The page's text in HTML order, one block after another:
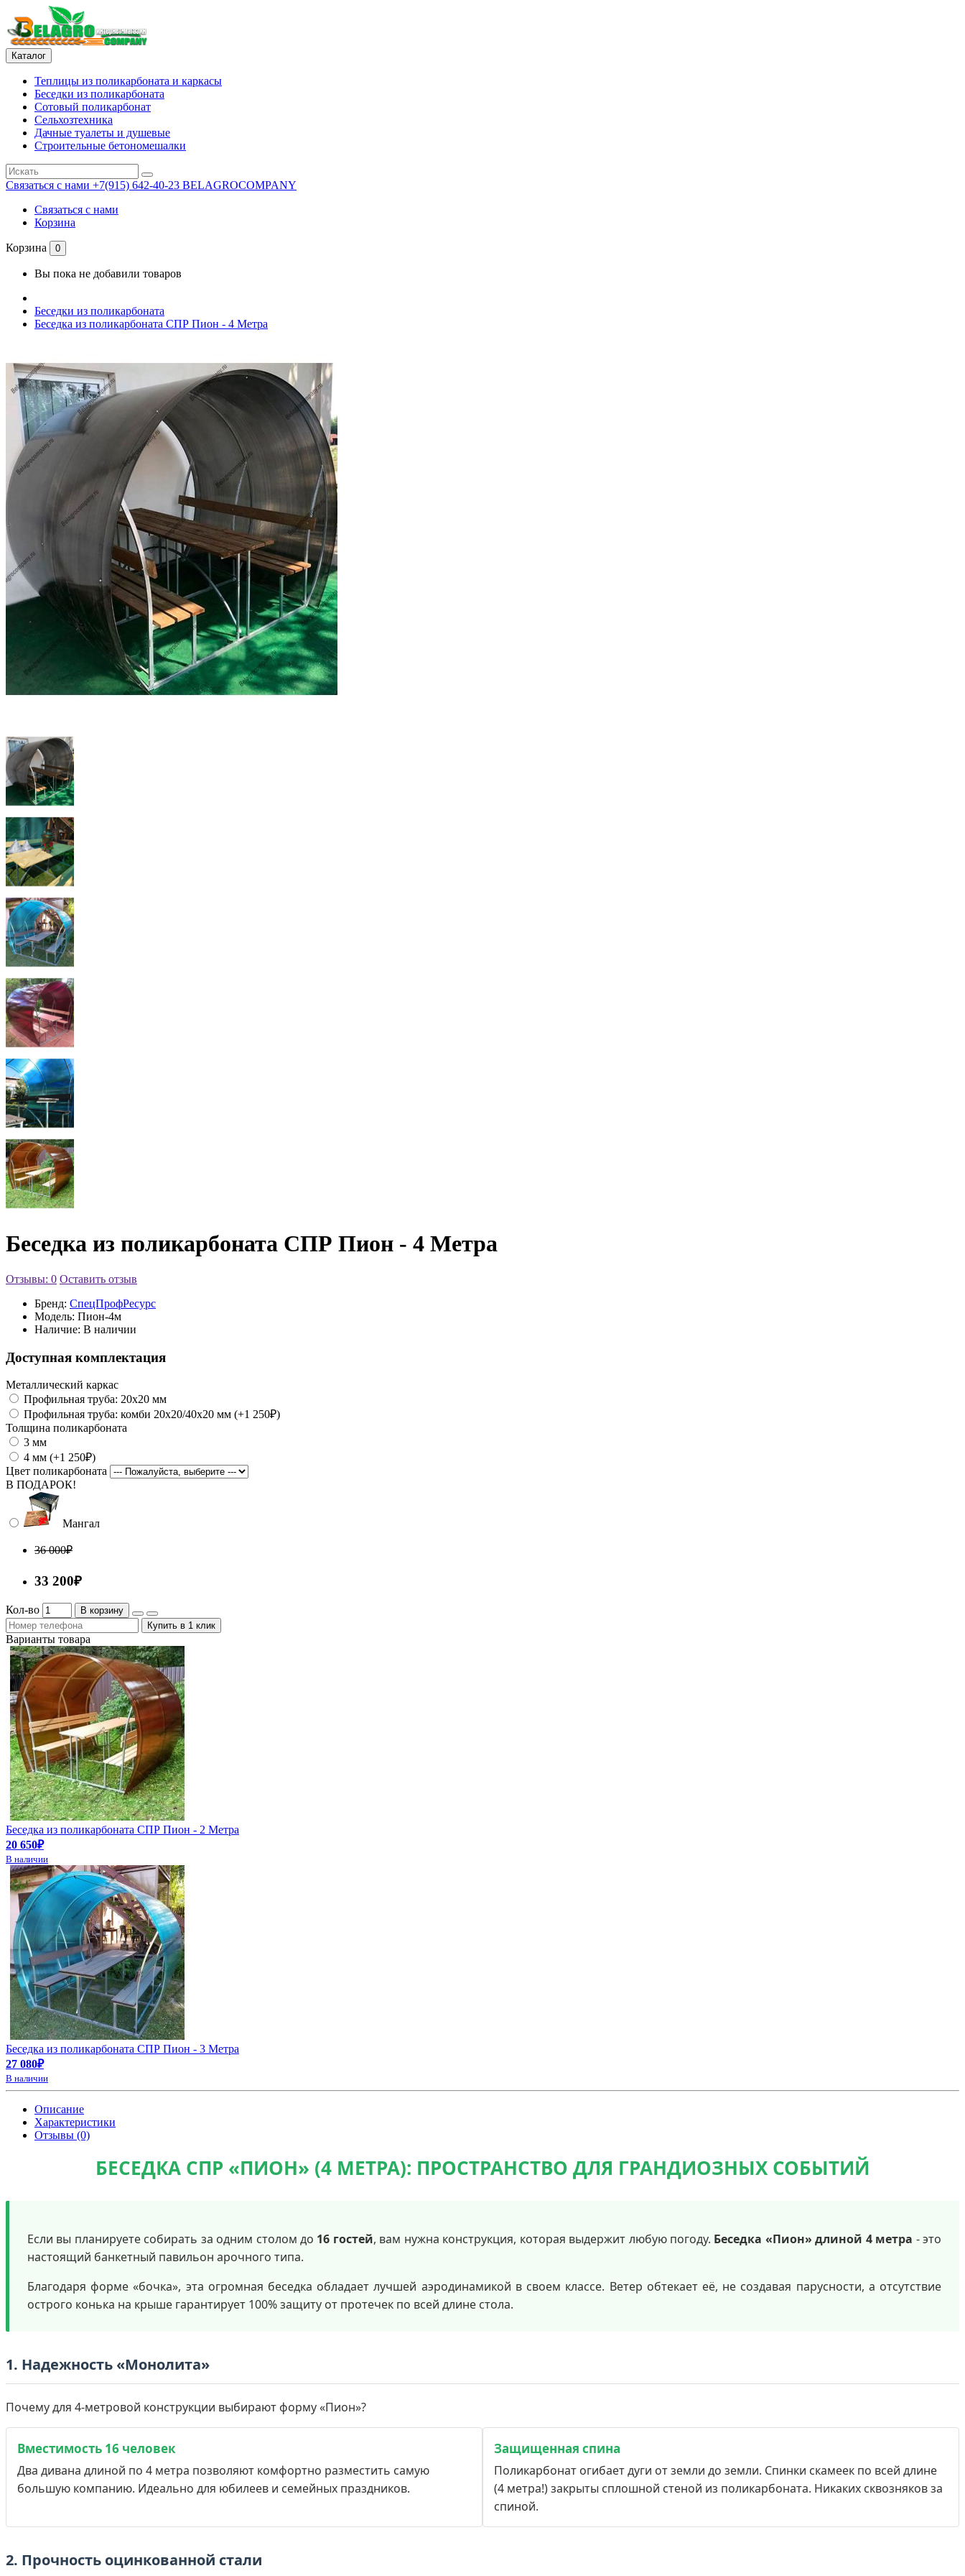
Каталог
Теплицы из поликарбоната и каркасы
Беседки из поликарбоната
Сотовый поликарбонат
Сельхозтехника
Дачные туалеты и душевые
Строительные бетономешалки
Связаться с нами +7(915) 642-40-23 BELAGROCOMPANY
Связаться с нами
Корзина
Корзина 0
Вы пока не добавили товаров
Беседки из поликарбоната
Беседка из поликарбоната СПР Пион - 4 Метра
Беседка из поликарбоната СПР Пион - 4 Метра
Отзывы: 0 Оставить отзыв
Бренд: СпецПрофРесурс
Модель: Пион-4м
Наличие: В наличии
Доступная комплектация
Металлический каркас
Профильная труба: 20x20 мм
Профильная труба: комби 20х20/40х20 мм (+1 250₽)
Толщина поликарбоната
3 мм
4 мм (+1 250₽)
Цвет поликарбоната
В ПОДАРОК!
Мангал
36 000₽
33 200₽
Кол-во
В корзину
Купить в 1 клик
Варианты товара
Беседка из поликарбоната СПР Пион - 2 Метра
20 650₽
В наличии
Беседка из поликарбоната СПР Пион - 3 Метра
27 080₽
В наличии
Описание
Характеристики
Отзывы (0)
БЕСЕДКА СПР «ПИОН» (4 МЕТРА): ПРОСТРАНСТВО ДЛЯ ГРАНДИОЗНЫХ СОБЫТИЙ
Если вы планируете собирать за одним столом до 16 гостей, вам нужна конструкция, которая выдержит любую погоду. Беседка «Пион» длиной 4 метра - это
настоящий банкетный павильон арочного типа.
Благодаря форме «бочка», эта огромная беседка обладает лучшей аэродинамикой в своем классе. Ветер обтекает её, не создавая парусности, а отсутствие
острого конька на крыше гарантирует 100% защиту от протечек по всей длине стола.
1. Надежность «Монолита»
Почему для 4-метровой конструкции выбирают форму «Пион»?
Вместимость 16 человек
Два дивана длиной по 4 метра позволяют комфортно разместить самую
большую компанию. Идеально для юбилеев и семейных праздников.
Защищенная спина
Поликарбонат огибает дуги от земли до земли. Спинки скамеек по всей длине
(4 метра!) закрыты сплошной стеной из поликарбоната. Никаких сквозняков за
спиной.
2. Прочность оцинкованной стали